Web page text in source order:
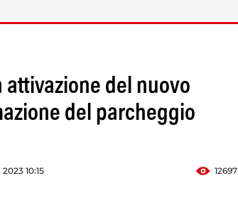
del nuovo
del parcheggio
10:15 12697